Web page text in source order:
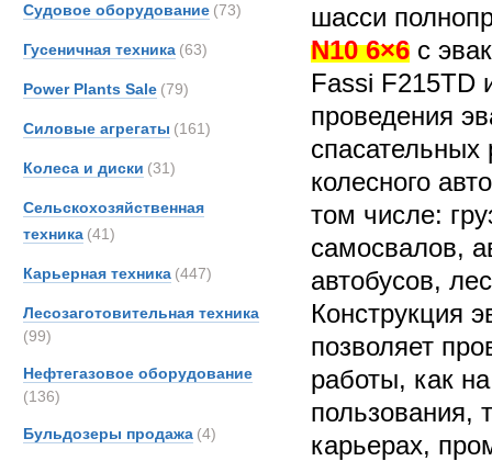
Судовое оборудование (73)
Гусеничная техника (63)
Power Plants Sale (79)
Силовые агрегаты (161)
Колеса и диски (31)
Сельскохозяйственная
техника (41)
Карьерная техника (447)
Лесозаготовительная техника
(99)
Нефтегазовое оборудование
(136)
Бульдозеры продажа (4)
шасси
N10 6×6 с
Fassi F215TD
проведения
спасательных
колесного
том числе:
самосвалов,
автобусов,
Конструкция
позволяет
работы, как
пользования,
карьерах,